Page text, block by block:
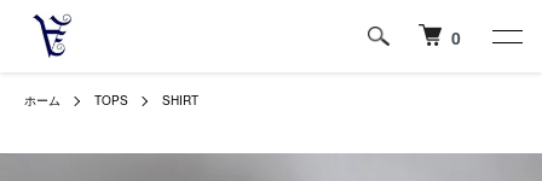
0
ホーム TOPS SHIRT